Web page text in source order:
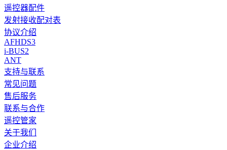
遥控器配件
发射接收配对表
协议介绍
AFHDS3
i-BUS2
ANT
支持与联系
常见问题
售后服务
联系与合作
遥控管家
关于我们
企业介绍